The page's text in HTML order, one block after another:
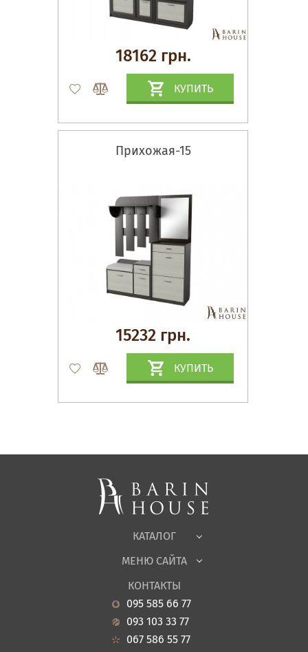
18162 грн.
КУПИТЬ
Прихожая-15
15232 грн.
КУПИТЬ
КАТАЛОГ
Спальни, Кровати
Корпусная мебель
Офисная мебель
Садовая мебель
Гостиная
Кухня
Прихожие
Ванная
МЕНЮ САЙТА
О нас
Новости
Гарантия
Кредит
КОНТАКТЫ
095 585 66 77
093 103 33 77
067 586 55 77